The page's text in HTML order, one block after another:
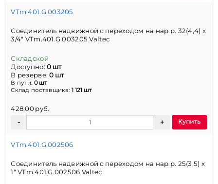
VTm.401.G.003205
Соединитель надвижной с переходом на нар.р. 32(4,4) х
3/4" VTm.401.G.003205 Valtec
Складской
Доступно:0 шт
В резерве:0 шт
В пути: 0 шт
Склад поставщика:1 121 шт
428,00 руб.
Купить
VTm.401.G.002506
Соединитель надвижной с переходом на нар.р. 25(3,5) х
1" VTm.401.G.002506 Valtec